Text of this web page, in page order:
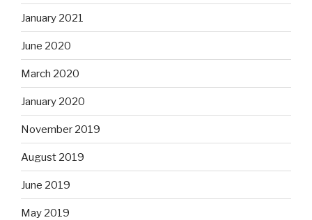
January 2021
June 2020
March 2020
January 2020
November 2019
August 2019
June 2019
May 2019